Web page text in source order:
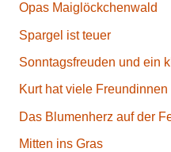
Opas Maiglöckchenwald
Spargel ist teuer
Sonntagsfreuden und ein
Kurt hat viele Freundinnen
Das Blumenherz auf der
Mitten ins Gras